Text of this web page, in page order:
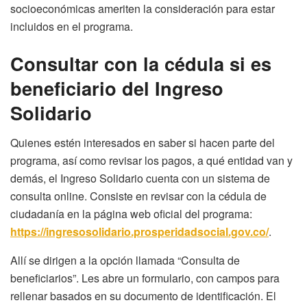
socioeconómicas ameriten la consideración para estar
incluidos en el programa.
Consultar con la cédula si es
beneficiario del Ingreso
Solidario
Quienes estén interesados en saber si hacen parte del
programa, así como revisar los pagos, a qué entidad van y
demás, el Ingreso Solidario cuenta con un sistema de
consulta online. Consiste en revisar con la cédula de
ciudadanía en la página web oficial del programa:
https://ingresosolidario.prosperidadsocial.gov.co/.
Allí se dirigen a la opción llamada “Consulta de
beneficiarios”. Les abre un formulario, con campos para
rellenar basados en su documento de identificación. El